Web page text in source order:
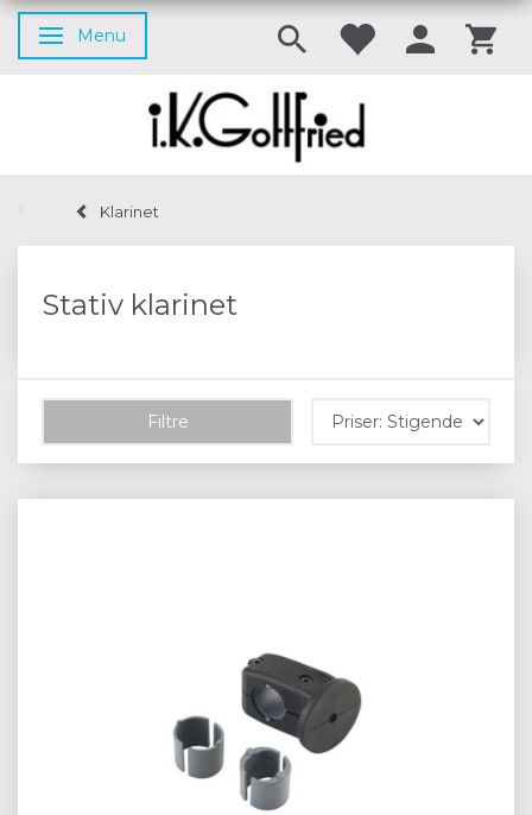
Skifte navigation
Menu
Klarinet
Stativ klarinet
Filtre